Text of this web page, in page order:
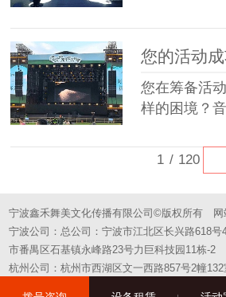
您在筹备活
样的困境？
1 / 120
宁波鑫禾舞美文化传播有限公司©版权所有
宁波公司：总公司：宁波市江北区长兴路618
市番禺区石基镇永峰路23号力巨科技园11栋-2
杭州公司：杭州市西湖区文一西路857号2幢132